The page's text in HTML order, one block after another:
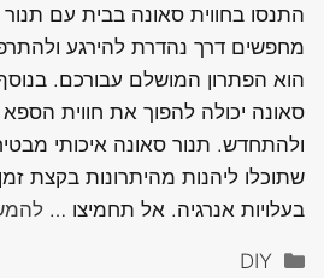
התנסו בחווית סאונה בבית עם
מחפשים דרך נהדרת להירגע
הוא הפתרון המושלם עבורכם. בנוסף
סאונה יכולה להפוך את חווית
ולהתחדש. תנור סאונה איכותי
שתוכלו ליהנות מהיתרונות בקצת
בעלויות אנרגיה. אל תחמיצו …
קטגוריות
DIY